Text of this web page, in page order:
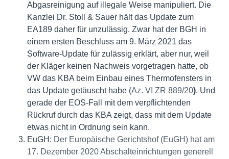
Abgasreinigung auf illegale Weise manipuliert. Die
Kanzlei Dr. Stoll & Sauer hält das Update zum
EA189 daher für unzulässig. Zwar hat der BGH in
einem ersten Beschluss am 9. März 2021 das
Software-Update für zulässig erklärt, aber nur, weil
der Kläger keinen Nachweis vorgetragen hatte, ob
VW das KBA beim Einbau eines Thermofensters in
das Update getäuscht habe (Az. VI ZR 889/20). Und
gerade der EOS-Fall mit dem verpflichtenden
Rückruf durch das KBA zeigt, dass mit dem Update
etwas nicht in Ordnung sein kann.
EuGH: Der Europäische Gerichtshof (EuGH) hat am
17. Dezember 2020 Abschalteinrichtungen generell